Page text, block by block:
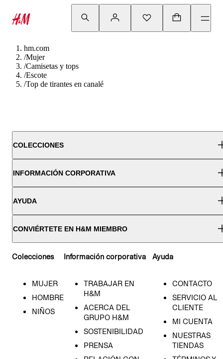
hm.com
/Mujer
/Camisetas y tops
/Escote
/Top de tirantes en canalé
COLECCIONES
INFORMACIÓN CORPORATIVA
AYUDA
CONVIÉRTETE EN H&M MIEMBRO
Colecciones
MUJER
HOMBRE
NIÑOS
Información corporativa
TRABAJAR EN
H&M
ACERCA DEL
GRUPO H&M
SOSTENIBILIDAD
PRENSA
Ayuda
CONTACTO
SERVICIO AL
CLIENTE
MI CUENTA
NUESTRAS
TIENDAS